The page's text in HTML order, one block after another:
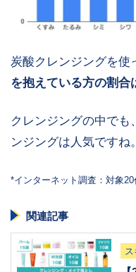
炭酸クレンジングを使
を抱えている方の割合
クレンジングの中でも
ンジングは人気ですね。
*インターネット調査：対象
関連記事